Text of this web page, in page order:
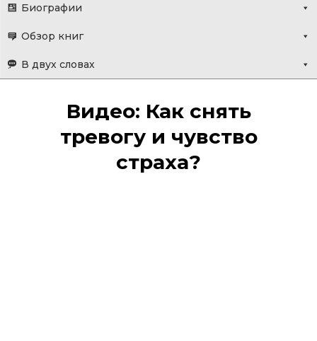
Биографии
Обзор книг
В двух словах
Видео: Как снять
тревогу и чувство
страха?